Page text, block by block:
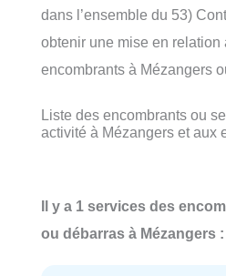
dans l’ensemble du 53)
obtenir une mise en relation
encombrants à Mézangers
Liste des encombrants ou
activité à Mézangers et aux
Il y a 1 services des
ou débarras à Mézangers :